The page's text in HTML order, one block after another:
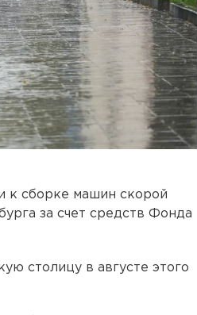
к сборке машин скорой
за счет средств Фонда
столицу в августе этого